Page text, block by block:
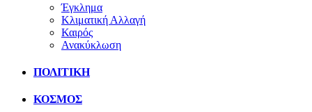
Έγκλημα
Κλιματική Αλλαγή
Καιρός
Ανακύκλωση
ΠΟΛΙΤΙΚΗ
ΚΟΣΜΟΣ